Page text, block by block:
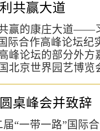
共赢大道
赢的康庄大道——
际合作高峰论坛
峰论坛的部分外方
北京世界园艺博览
桌峰会并致辞
届“一带一路”国际